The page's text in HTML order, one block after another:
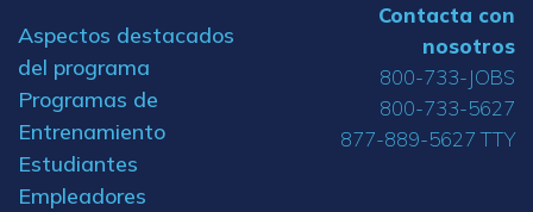
Aspectos destacados
del programa
Programas de
Entrenamiento
Estudiantes
Empleadores
Contacta con
nosotros
800-733-JOBS
800-733-5627
877-889-5627 TTY